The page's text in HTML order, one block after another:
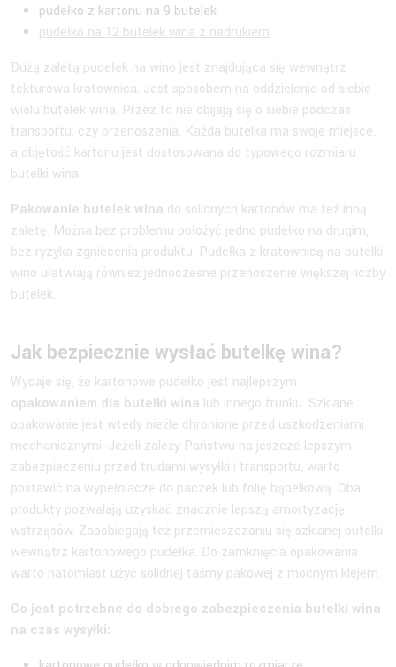
pudełko z kartonu na 9 butelek
pudełko na 12 butelek wina z nadrukiem
Dużą zaletą pudełek na wino jest znajdująca się wewnątrz
tekturowa kratownica. Jest sposobem na oddzielenie od siebie
wielu butelek wina. Przez to nie obijają się o siebie podczas
transportu, czy przenoszenia. Każda butelka ma swoje miejsce,
a objętość kartonu jest dostosowana do typowego rozmiaru
butelki wina.
Pakowanie butelek wina do solidnych kartonów ma też inną
zaletę. Można bez problemu położyć jedno pudełko na drugim,
bez ryzyka zgniecenia produktu. Pudełka z kratownicą na butelki
wino ułatwiają również jednoczesne przenoszenie większej liczby
butelek.
Jak bezpiecznie wysłać butelkę wina?
Wydaje się, że kartonowe pudełko jest najlepszym
opakowaniem dla butelki wina lub innego trunku. Szklane
opakowanie jest wtedy nieźle chronione przed uszkodzeniami
mechanicznymi. Jeżeli zależy Państwu na jeszcze lepszym
zabezpieczeniu przed trudami wysyłki i transportu, warto
postawić na wypełniacze do paczek lub folię bąbelkową. Oba
produkty pozwalają uzyskać znacznie lepszą amortyzację
wstrząsów. Zapobiegają też przemieszczaniu się szklanej butelki
wewnątrz kartonowego pudełka. Do zamknięcia opakowania
warto natomiast użyć solidnej taśmy pakowej z mocnym klejem.
Co jest potrzebne do dobrego zabezpieczenia butelki wina
na czas wysyłki: